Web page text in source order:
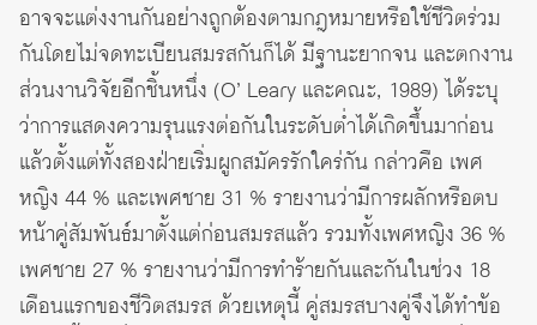
อาจจะแต่งงานกันอย่างถูกต้องตามกฎหมายหรือใช้ชีวิตร่วม
กันโดยไม่จดทะเบียนสมรสกันก็ได้ มีฐานะยากจน และตกงาน
ส่วนงานวิจัยอีกชิ้นหนึ่ง (O’ Leary และคณะ, 1989) ได้ระบุ
ว่าการแสดงความรุนแรงต่อกันในระดับต่ำได้เกิดขึ้นมาก่อน
แล้วตั้งแต่ทั้งสองฝ่ายเริ่มผูกสมัครรักใคร่กัน กล่าวคือ เพศ
หญิง 44 % และเพศชาย 31 % รายงานว่ามีการผลักหรือตบ
หน้าคู่สัมพันธ์มาตั้งแต่ก่อนสมรสแล้ว รวมทั้งเพศหญิง 36 %
เพศชาย 27 % รายงานว่ามีการทำร้ายกันและกันในช่วง 18
เดือนแรกของชีวิตสมรส ด้วยเหตุนี้ คู่สมรสบางคู่จึงได้ทำข้อ